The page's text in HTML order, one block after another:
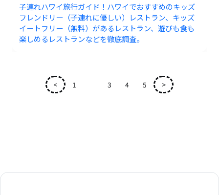
子連れハワイ旅行ガイド！ハワイでおすすめのキッズ
フレンドリー（子連れに優しい）レストラン、キッズ
イートフリー（無料）があるレストラン、遊びも食も
楽しめるレストランなどを徹底調査。
< 1 3 4 5 >